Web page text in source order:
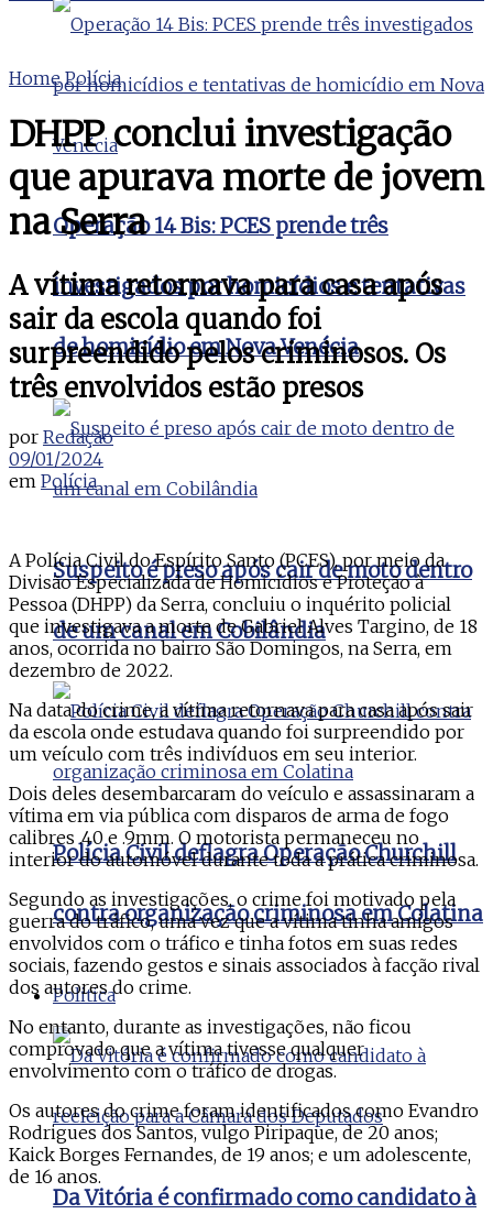
Operação 14 Bis: PCES prende três
investigados por homicídios e tentativas
de homicídio em Nova Venécia
Suspeito é preso após cair de moto dentro
de um canal em Cobilândia
Polícia Civil deflagra Operação Churchill
contra organização criminosa em Colatina
Politica
Da Vitória é confirmado como candidato à
Home Polícia
DHPP conclui investigação
que apurava morte de jovem
na Serra
A vítima retornava para casa após
sair da escola quando foi
surpreendido pelos criminosos. Os
três envolvidos estão presos
por Redação
09/01/2024
em Polícia
A Polícia Civil do Espírito Santo (PCES), por meio da
Divisão Especializada de Homicídios e Proteção à
Pessoa (DHPP) da Serra, concluiu o inquérito policial
que investigava a morte de Gabriel Alves Targino, de 18
anos, ocorrida no bairro São Domingos, na Serra, em
dezembro de 2022.
Na data do crime, a vítima retornava para casa após sair
da escola onde estudava quando foi surpreendido por
um veículo com três indivíduos em seu interior.
Dois deles desembarcaram do veículo e assassinaram a
vítima em via pública com disparos de arma de fogo
calibres .40 e .9mm. O motorista permaneceu no
interior do automóvel durante toda a prática criminosa.
Segundo as investigações, o crime foi motivado pela
guerra do tráfico, uma vez que a vítima tinha amigos
envolvidos com o tráfico e tinha fotos em suas redes
sociais, fazendo gestos e sinais associados à facção rival
dos autores do crime.
No entanto, durante as investigações, não ficou
comprovado que a vítima tivesse qualquer
envolvimento com o tráfico de drogas.
Os autores do crime foram identificados como Evandro
Rodrigues dos Santos, vulgo Piripaque, de 20 anos;
Kaick Borges Fernandes, de 19 anos; e um adolescente,
de 16 anos.